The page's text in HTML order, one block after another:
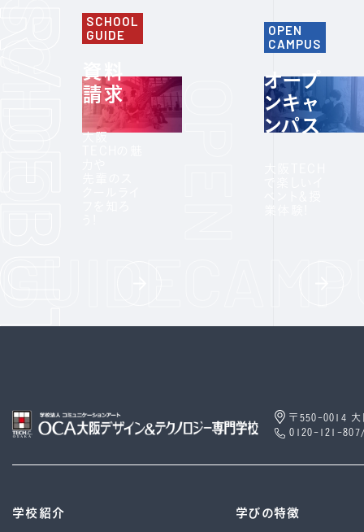
SCHOOL
GUIDE
資料
請求
大阪
OPEN
CAMPUS
オープ
ンキャ
ンパス
で楽しいイ
ベント＆授
業体験!
〒550-0014 大
0120-121-
学校紹介 学びの特徴